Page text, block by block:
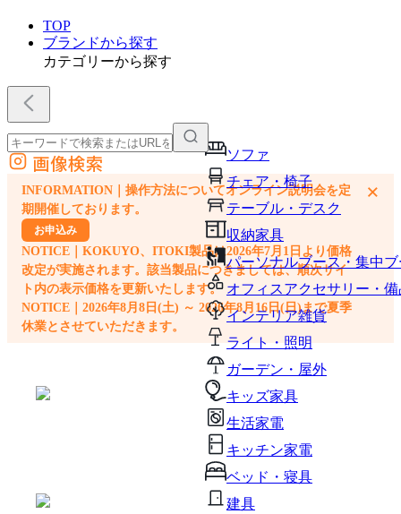
TOP
ブランドから探す
カテゴリーから探す
ソファ
チェア・椅子
テーブル・デスク
収納家具
パーソナルブース・集中
オフィスアクセサリー・備
インテリア雑貨
ライト・照明
ガーデン・屋外
キッズ家具
生活家電
キッチン家電
ベッド・寝具
建具
外部サイトの商品をカートに追加
他のサイトで見つけた商品ページのURLを貼り付けて、カートに追加できます
画像検索
INFORMATION｜操作方法についてオンライン説明会を定
期開催しております。
お申込み
NOTICE｜KOKUYO、ITOKI製品は2026年7月1日より価格
改定が実施されます。該当製品につきましては、順次サイ
ト内の表示価格を更新いたします。
NOTICE｜2026年8月8日(土) ～ 2026年8月16日(日)まで夏季
休業とさせていただきます。
×